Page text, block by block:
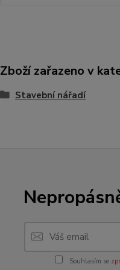
Zboží zařazeno v
Stavební nářadí
Souhlasím se